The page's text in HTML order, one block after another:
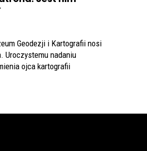
Geodezji i Kartografii nosi
Uroczystemu nadaniu
ojca kartografii